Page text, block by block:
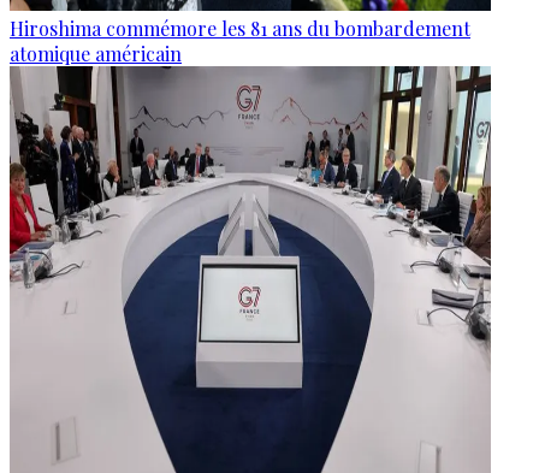
Hiroshima commémore les 81 ans du bombardement
atomique américain